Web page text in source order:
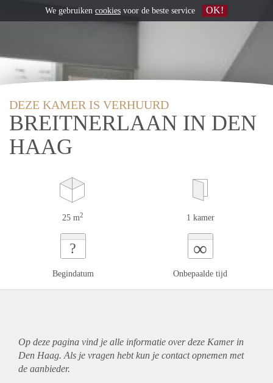
DEZE KAMER IS VERHUURD
BREITNERLAAN IN DEN
HAAG
25 m2 1 kamer
?
Begindatum
∞
Onbepaalde tijd
Op deze pagina vind je alle informatie over deze Kamer in
Den Haag. Als je vragen hebt kun je contact opnemen met
de aanbieder.
We gebruiken cookies voor de beste service OK!